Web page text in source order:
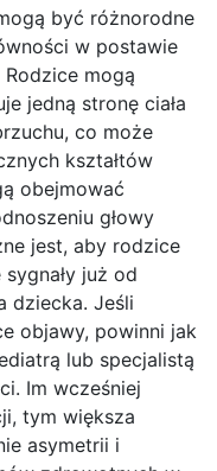
być różnorodne
w postawie
mogą
jedną stronę ciała
co może
kształtów
obejmować
głowy
jest, aby rodzice
już od
dziecka. Jeśli
objawy, powinni jak
lub specjalistą
Im wcześniej
tym większa
asymetrii i